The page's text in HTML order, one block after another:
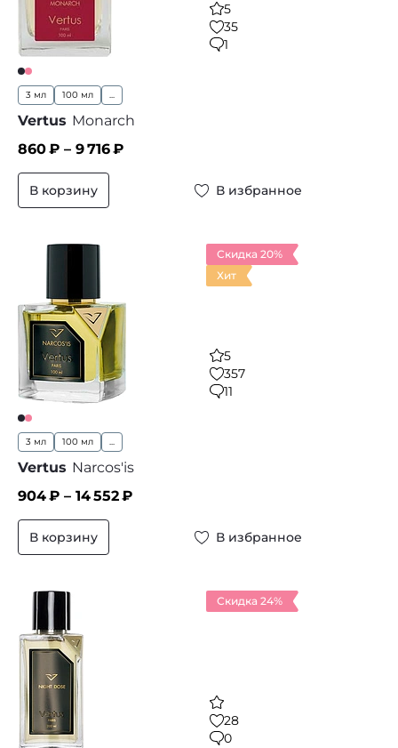
5
35
1
3 мл 100 мл ...
Vertus Monarch
860₽ – 9 716₽
В корзину В избранное
Скидка 20%
Хит
5
357
11
3 мл 100 мл ...
Vertus Narcos'is
904₽ – 14 552₽
В корзину В избранное
Скидка 24%
28
0